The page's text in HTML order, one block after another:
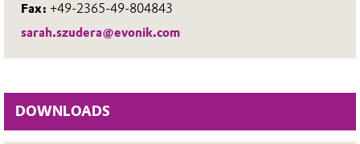
Fax: +49-2365-49-804843
sarah.szudera@evonik.com
DOWNLOADS